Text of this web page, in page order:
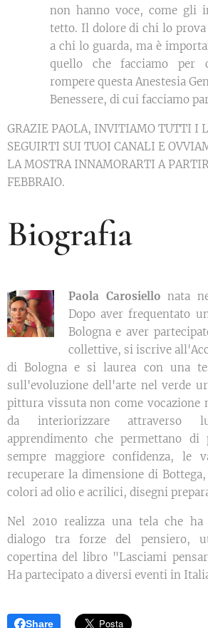
non hanno voce, come gli
tetto. Il dolore di chi lo
a chi lo guarda, ma è
quello che facciamo per
rompere questa Anestesia
Benessere, di cui facciamo
GRAZIE PAOLA, INVITIAMO TUTTI I
SEGUIRTI SUI TUOI CANALI E
LA MOSTRA INNAMORARTI A
FEBBRAIO.
Biografia
Paola Carosiello nata
Dopo aver frequentato
Bologna e aver
collettive, si iscrive
di Bologna e si laurea con una
sull'evoluzione dell'arte nel verde
pittura vissuta non come vocazione
da interiorizzare attraverso
apprendimento che permettano di
sempre maggiore confidenza, le
recuperare la dimensione di
colori ad olio e acrilici, disegni
Nel 2010 realizza una tela che
dialogo tra forze del pensiero,
copertina del libro "Lasciami
Ha partecipato a diversi eventi in
Share